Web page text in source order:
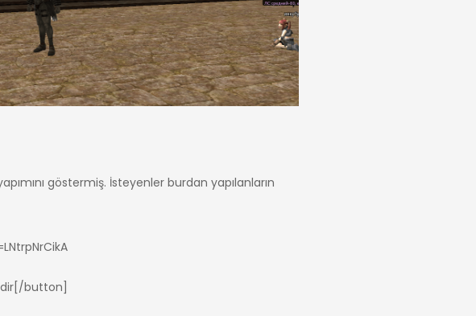
göstermiş. İsteyenler burdan yapılanların
button]